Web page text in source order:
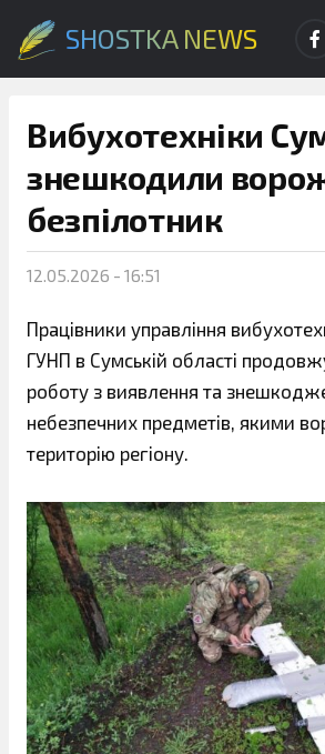
SHOSTKA NEWS
Вибухотехніки
знешкодили
безпілотник
12.05.2026 - 16:51
Працівники управління
ГУНП в Сумській області
роботу з виявлення та
небезпечних предметів, якими
територію регіону.